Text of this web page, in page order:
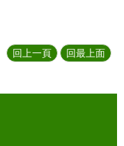
回上一頁 回最上面